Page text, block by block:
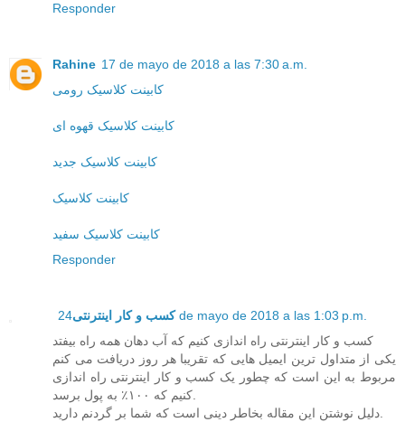
Responder
Rahine 17 de mayo de 2018 a las 7:30 a.m.
کابینت کلاسیک رومی
کابینت کلاسیک قهوه ای
کابینت کلاسیک جدید
کابینت کلاسیک
کابینت کلاسیک سفید
Responder
کسب و کار اینترنتی24 de mayo de 2018 a las 1:03 p.m.
کسب و کار اینترنتی راه اندازی کنیم که آب دهان همه راه بیفتد
یکی از متداول ترین ایمیل هایی که تقریبا هر روز دریافت می کنم
مربوط به این است که چطور یک کسب و کار اینترنتی راه اندازی
کنیم که ۱۰۰٪ به پول برسد.
دلیل نوشتن این مقاله بخاطر دینی است که شما بر گردنم دارید.